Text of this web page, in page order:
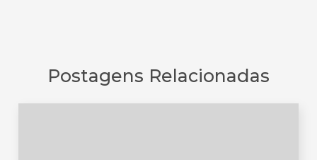
Postagens Relacionadas